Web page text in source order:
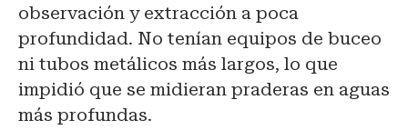
observación y extracción a poca
profundidad. No tenían equipos de buceo
ni tubos metálicos más largos, lo que
impidió que se midieran praderas en aguas
más profundas.